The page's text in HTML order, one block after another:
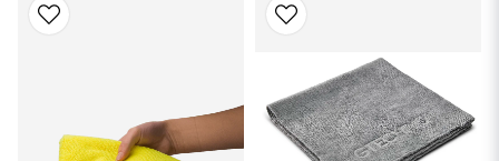
Byt mellan rena bomullsrondeller
Sätt tillbaka ett nytt, rent lager med jämna mellanrum för att undvika
Rengör efter användning
Tvätta i ljummet vatten med milt tvättmedel, låt torka och förvara torrt –